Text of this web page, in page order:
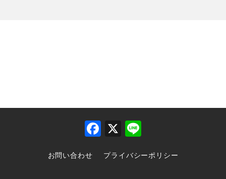
F
c
X
e
お問い合わせ プライバシーポリシー